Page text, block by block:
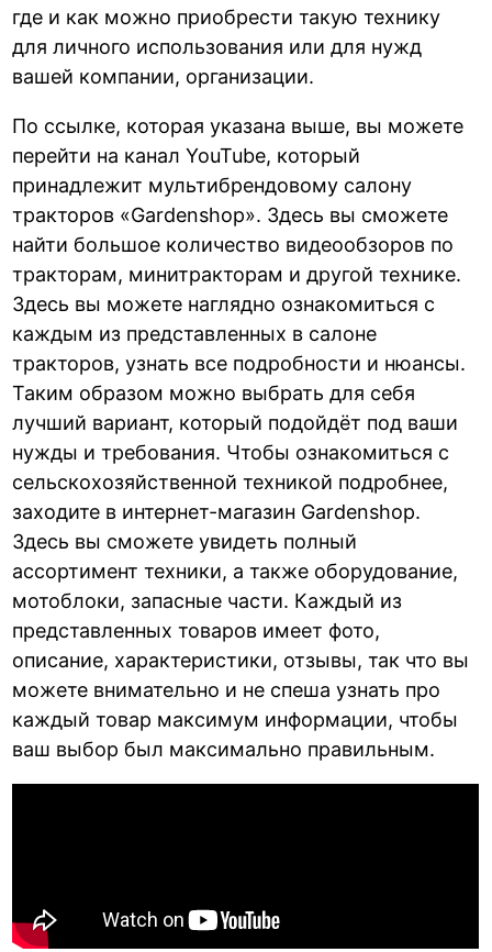
где и как можно приобрести такую технику
для личного использования или для нужд
вашей компании, организации.
По ссылке, которая указана выше, вы можете
перейти на канал YouTube, который
принадлежит мультибрендовому салону
тракторов «Gardenshop». Здесь вы сможете
найти большое количество видеообзоров по
тракторам, минитракторам и другой технике.
Здесь вы можете наглядно ознакомиться с
каждым из представленных в салоне
тракторов, узнать все подробности и нюансы.
Таким образом можно выбрать для себя
лучший вариант, который подойдёт под ваши
нужды и требования. Чтобы ознакомиться с
сельскохозяйственной техникой подробнее,
заходите в интернет-магазин Gardenshop.
Здесь вы сможете увидеть полный
ассортимент техники, а также оборудование,
мотоблоки, запасные части. Каждый из
представленных товаров имеет фото,
описание, характеристики, отзывы, так что вы
можете внимательно и не спеша узнать про
каждый товар максимум информации, чтобы
ваш выбор был максимально правильным.